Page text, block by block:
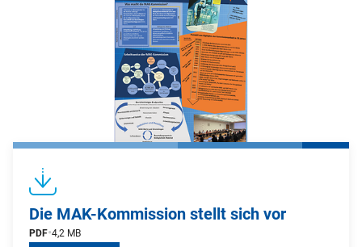
Die MAK-Kommission stellt sich vor
PDF 4,2 MB